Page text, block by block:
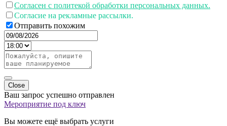
Согласен с политекой обработки персональных данных.
Согласие на рекламные рассылки.
Отправить похожим
Close
Ваш запрос успешно отправлен
Мероприятие под ключ
Вы можете ещё выбрать услуги